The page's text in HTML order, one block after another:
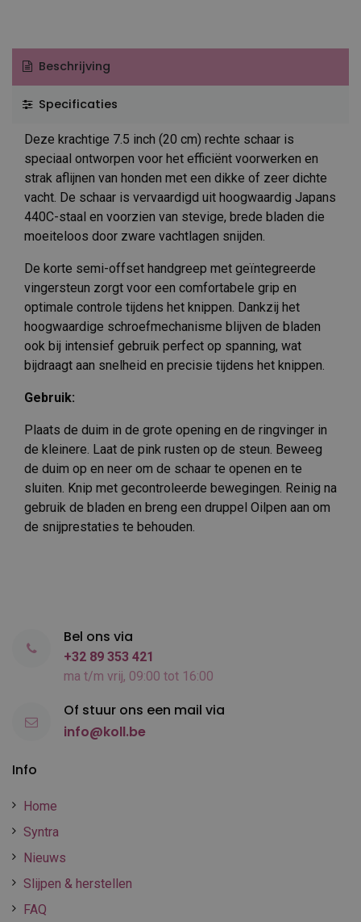
Beschrijving
Specificaties
Deze krachtige 7.5 inch (20 cm) rechte schaar is
speciaal ontworpen voor het efficiënt voorwerken en
strak aflijnen van honden met een dikke of zeer dichte
vacht. De schaar is vervaardigd uit hoogwaardig Japans
440C-staal en voorzien van stevige, brede bladen die
moeiteloos door zware vachtlagen snijden.
De korte semi-offset handgreep met geïntegreerde
vingersteun zorgt voor een comfortabele grip en
optimale controle tijdens het knippen. Dankzij het
hoogwaardige schroefmechanisme blijven de bladen
ook bij intensief gebruik perfect op spanning, wat
bijdraagt aan snelheid en precisie tijdens het knippen.
Gebruik:
Plaats de duim in de grote opening en de ringvinger in
de kleinere. Laat de pink rusten op de steun. Beweeg
de duim op en neer om de schaar te openen en te
sluiten. Knip met gecontroleerde bewegingen. Reinig na
gebruik de bladen en breng een druppel Oilpen aan om
de snijprestaties te behouden.
Info
Home
Syntra
Nieuws
Slijpen & herstellen
FAQ
Bel ons via
+32 89 353 421
ma t/m vrij, 09:00 tot 16:00
Of stuur ons een mail via
info@koll.be